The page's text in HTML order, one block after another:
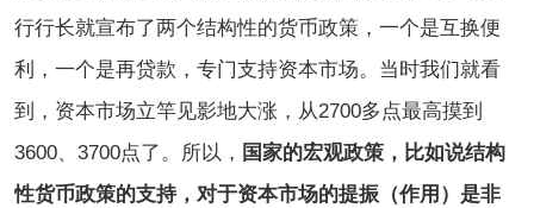
行行长就宣布了两个结构性的货币政策，一个是互换便
利，一个是再贷款，专门支持资本市场。当时我们就看
到，资本市场立竿见影地大涨，从2700多点最高摸到
3600、3700点了。所以， 国家的宏观政策，比如说结构
性货币政策的支持，对于资本市场的提振（作用）是非